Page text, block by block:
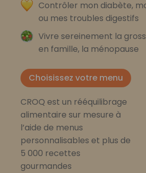
Contrôler mon diabète,
ou mes troubles digestifs
Vivre sereinement la
en famille, la ménopause
Choisissez votre menu
CROQ est un rééquilibrage
alimentaire sur mesure à
l’aide de menus
personnalisables et plus de
5 000 recettes
gourmandes